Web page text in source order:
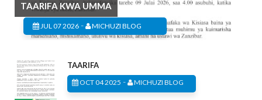
TAARIFA KWA UMMA
JUL 07 2026 - MICHUZI BLOG
TAARIFA
OCT 04 2025 - MICHUZI BLOG